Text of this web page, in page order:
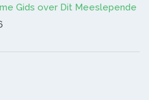
Gids over Dit Meeslepende